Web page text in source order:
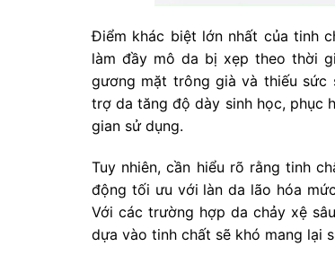
Điểm khác biệt lớn nhất của tinh
làm đầy mô da bị xẹp theo thời
gương mặt trông già và thiếu sức
trợ da tăng độ dày sinh học, phục
gian sử dụng.
Tuy nhiên, cần hiểu rõ rằng tinh
động tối ưu với làn da lão hóa
Với các trường hợp da chảy xệ
dựa vào tinh chất sẽ khó mang lại